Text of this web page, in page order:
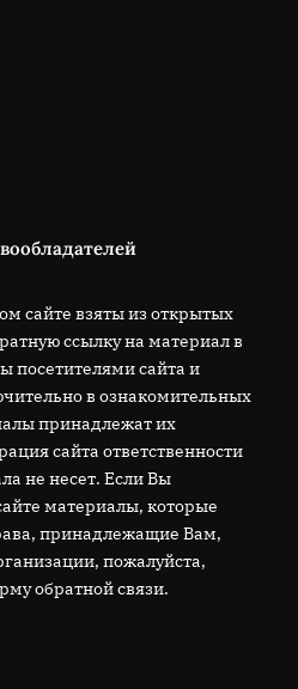
сайте взяты из открытых
ссылку на материал в
посетителями сайта и
в ознакомительных
принадлежат их
сайта ответственности
не несет. Если Вы
материалы, которые
принадлежащие Вам,
пожалуйста,
обратной связи.